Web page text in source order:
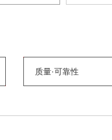
质量·可靠性